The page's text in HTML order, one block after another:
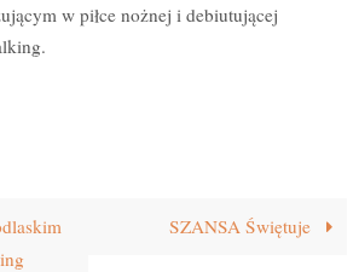
w piłce nożnej i debiutującej
SZANSA Świętuje